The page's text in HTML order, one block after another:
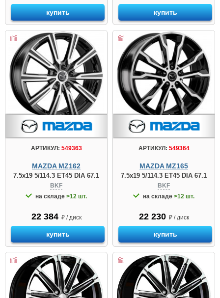
купить купить
АРТИКУЛ: 549363
MAZDA MZ162
7.5x19 5/114.3 ET45 DIA 67.1
BKF
на складе >12 шт.
22 384 ₽ / диск
купить
АРТИКУЛ: 549364
MAZDA MZ165
7.5x19 5/114.3 ET45 DIA 67.1
BKF
на складе >12 шт.
22 230 ₽ / диск
купить